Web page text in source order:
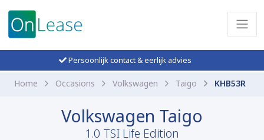
Persoonlijk contact & eerlijk advies
Home Occasions Volkswagen Taigo KHB53R
Volkswagen Taigo
1.0 TSI Life Edition